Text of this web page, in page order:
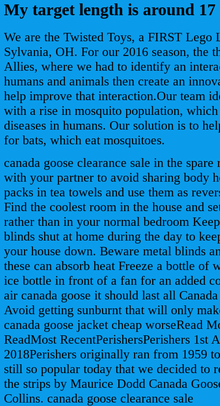
My target length is around 17
We are the Twisted Toys, a FIRST Lego
Sylvania, OH. For our 2016 season, the
Allies, where we had to identify an
humans and animals then create an
help improve that interaction.Our team
with a rise in mosquito population,
diseases in humans. Our solution is to
for bats, which eat mosquitoes.
canada goose clearance sale in the
with your partner to avoid sharing body
packs in tea towels and use them as
Find the coolest room in the house and
rather than in your normal bedroom
blinds shut at home during the day to
your house down. Beware metal blinds
these can absorb heat Freeze a bottle of
ice bottle in front of a fan for an added
air canada goose it should last all
Avoid getting sunburnt that will only
canada goose jacket cheap worseRead
ReadMost RecentPerishersPerishers 1st
2018Perishers originally ran from 1959
still so popular today that we decided to
the strips by Maurice Dodd Canada
Collins. canada goose clearance sale